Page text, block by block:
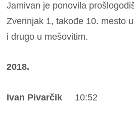
Jamivan je ponovila
Zverinjak 1, takođe 10. mesto
i drugo u mešovitim.
2018.
Ivan Pivarčik 10:52